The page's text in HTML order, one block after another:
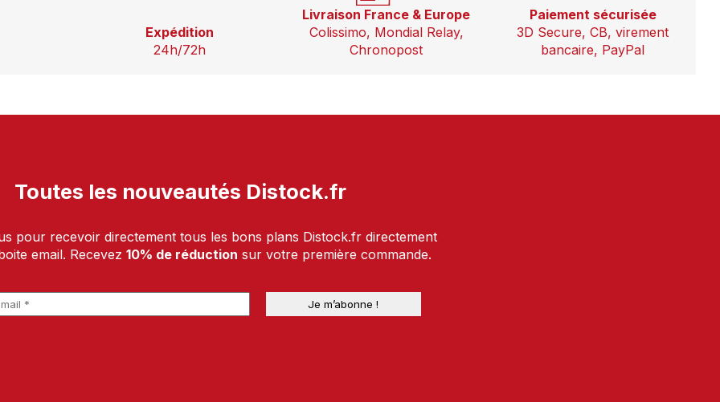
Expédition
24h/72h
Livraison France & Europe
Colissimo, Mondial Relay,
Chronopost
Paiement sécurisée
3D Secure, CB, virement
bancaire, PayPal
Toutes les nouveautés Distock.fr
pour recevoir directement tous les bons plans Distock.fr directement
email. Recevez 10% de réduction sur votre première commande.